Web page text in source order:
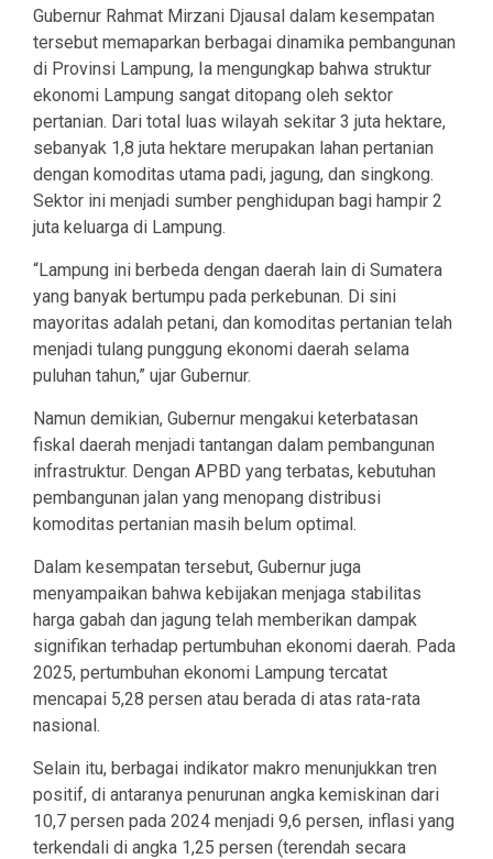
Gubernur Rahmat Mirzani Djausal dalam kesempatan
tersebut memaparkan berbagai dinamika pembangunan
di Provinsi Lampung, Ia mengungkap bahwa struktur
ekonomi Lampung sangat ditopang oleh sektor
pertanian. Dari total luas wilayah sekitar 3 juta hektare,
sebanyak 1,8 juta hektare merupakan lahan pertanian
dengan komoditas utama padi, jagung, dan singkong.
Sektor ini menjadi sumber penghidupan bagi hampir 2
juta keluarga di Lampung.
“Lampung ini berbeda dengan daerah lain di Sumatera
yang banyak bertumpu pada perkebunan. Di sini
mayoritas adalah petani, dan komoditas pertanian telah
menjadi tulang punggung ekonomi daerah selama
puluhan tahun,” ujar Gubernur.
Namun demikian, Gubernur mengakui keterbatasan
fiskal daerah menjadi tantangan dalam pembangunan
infrastruktur. Dengan APBD yang terbatas, kebutuhan
pembangunan jalan yang menopang distribusi
komoditas pertanian masih belum optimal.
Dalam kesempatan tersebut, Gubernur juga
menyampaikan bahwa kebijakan menjaga stabilitas
harga gabah dan jagung telah memberikan dampak
signifikan terhadap pertumbuhan ekonomi daerah. Pada
2025, pertumbuhan ekonomi Lampung tercatat
mencapai 5,28 persen atau berada di atas rata-rata
nasional.
Selain itu, berbagai indikator makro menunjukkan tren
positif, di antaranya penurunan angka kemiskinan dari
10,7 persen pada 2024 menjadi 9,6 persen, inflasi yang
terkendali di angka 1,25 persen (terendah secara